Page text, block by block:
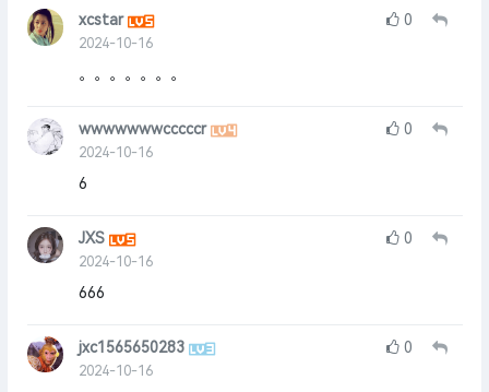
xcstar
2024-10-16
0
。。。。。。。
wwwwwwwcccccr
2024-10-16
0
6
JXS
2024-10-16
0
666
jxc1565650283
2024-10-16
0